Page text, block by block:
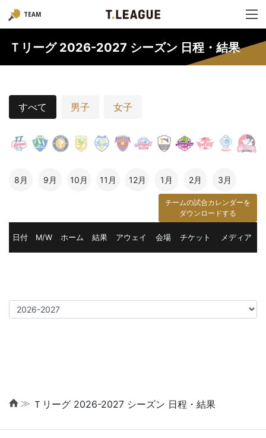
TEAM
Ｔリーグ 2026-2027 シーズン 日程・結果
すべて 男子 女子
8月 9月 10月 11月 12月 1月 2月 3月
チームの試合カレンダーを
ダウンロードする
日付 M/W ホーム 結果 アウェイ 会場 チケット メディア
≫ Ｔリーグ 2026-2027 シーズン 日程・結果